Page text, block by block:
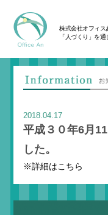
株式会社オフィス
「人づくり」を
2018.04.17
平成３０年6月
した。
※詳細はこちら